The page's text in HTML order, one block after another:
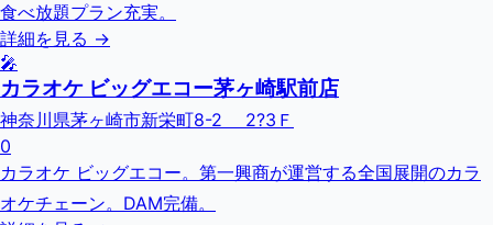
食べ放題プラン充実。
詳細を見る →
🎤
カラオケ ビッグエコー茅ヶ崎駅前店
神奈川県茅ヶ崎市新栄町8-2 2?3Ｆ
0
カラオケ ビッグエコー。第一興商が運営する全国展開のカラ
オケチェーン。DAM完備。